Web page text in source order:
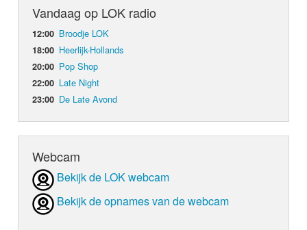
Vandaag op LOK radio
12:00 Broodje LOK
18:00 Heerlijk-Hollands
20:00 Pop Shop
22:00 Late Night
23:00 De Late Avond
Webcam
Bekijk de LOK webcam
Bekijk de opnames van de webcam